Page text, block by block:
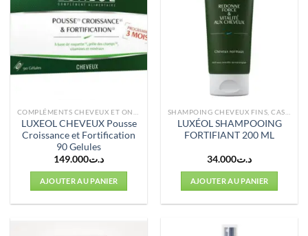
LUXEOL CHEVEUX Pousse
Croissance et Fortification
90 Gelules
د.ت149.000
AJOUTER AU PANIER
LUXÉOL SHAMPOOING
FORTIFIANT 200 ML
د.ت34.000
AJOUTER AU PANIER